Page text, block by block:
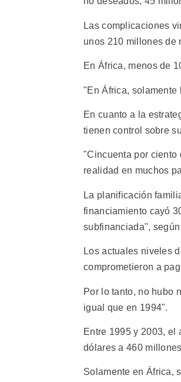
Las complicaciones
unos 210 millones de
En África, menos de
"En África, solamente
En cuanto a la
tienen control sobre
"Cincuenta por ciento
realidad en muchos
La planificación
financiamiento cayó
subfinanciada",
Los actuales niveles
comprometieron a
Por lo tanto, no hubo
igual que en 1994".
Entre 1995 y 2003,
dólares a 460
Solamente en África,